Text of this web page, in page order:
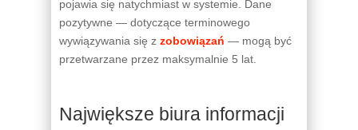
pojawia się natychmiast w systemie. Dane
pozytywne — dotyczące terminowego
wywiązywania się z zobowiązań — mogą być
przetwarzane przez maksymalnie 5 lat.
Największe biura informacji